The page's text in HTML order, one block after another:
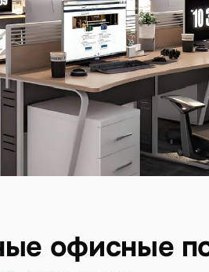
офисные